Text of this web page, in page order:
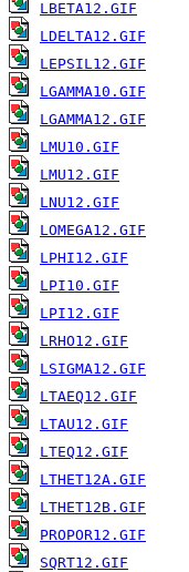
LBETA12.GIF
LDELTA12.GIF
LEPSIL12.GIF
LGAMMA10.GIF
LGAMMA12.GIF
LMU10.GIF
LMU12.GIF
LNU12.GIF
LOMEGA12.GIF
LPHI12.GIF
LPI10.GIF
LPI12.GIF
LRHO12.GIF
LSIGMA12.GIF
LTAEQ12.GIF
LTAU12.GIF
LTEQ12.GIF
LTHET12A.GIF
LTHET12B.GIF
PROPOR12.GIF
SQRT12.GIF